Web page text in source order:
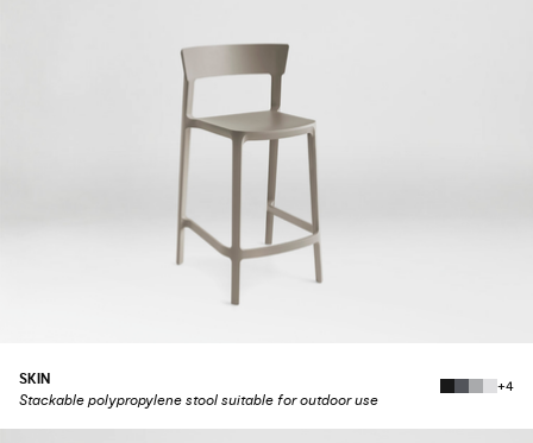
SKIN
Stackable polypropylene stool suitable for outdoor use
+4